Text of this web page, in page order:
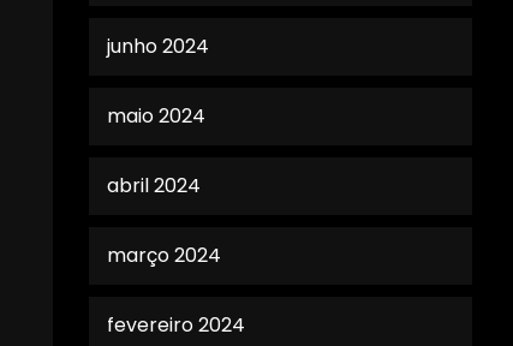
junho 2024
maio 2024
abril 2024
março 2024
fevereiro 2024